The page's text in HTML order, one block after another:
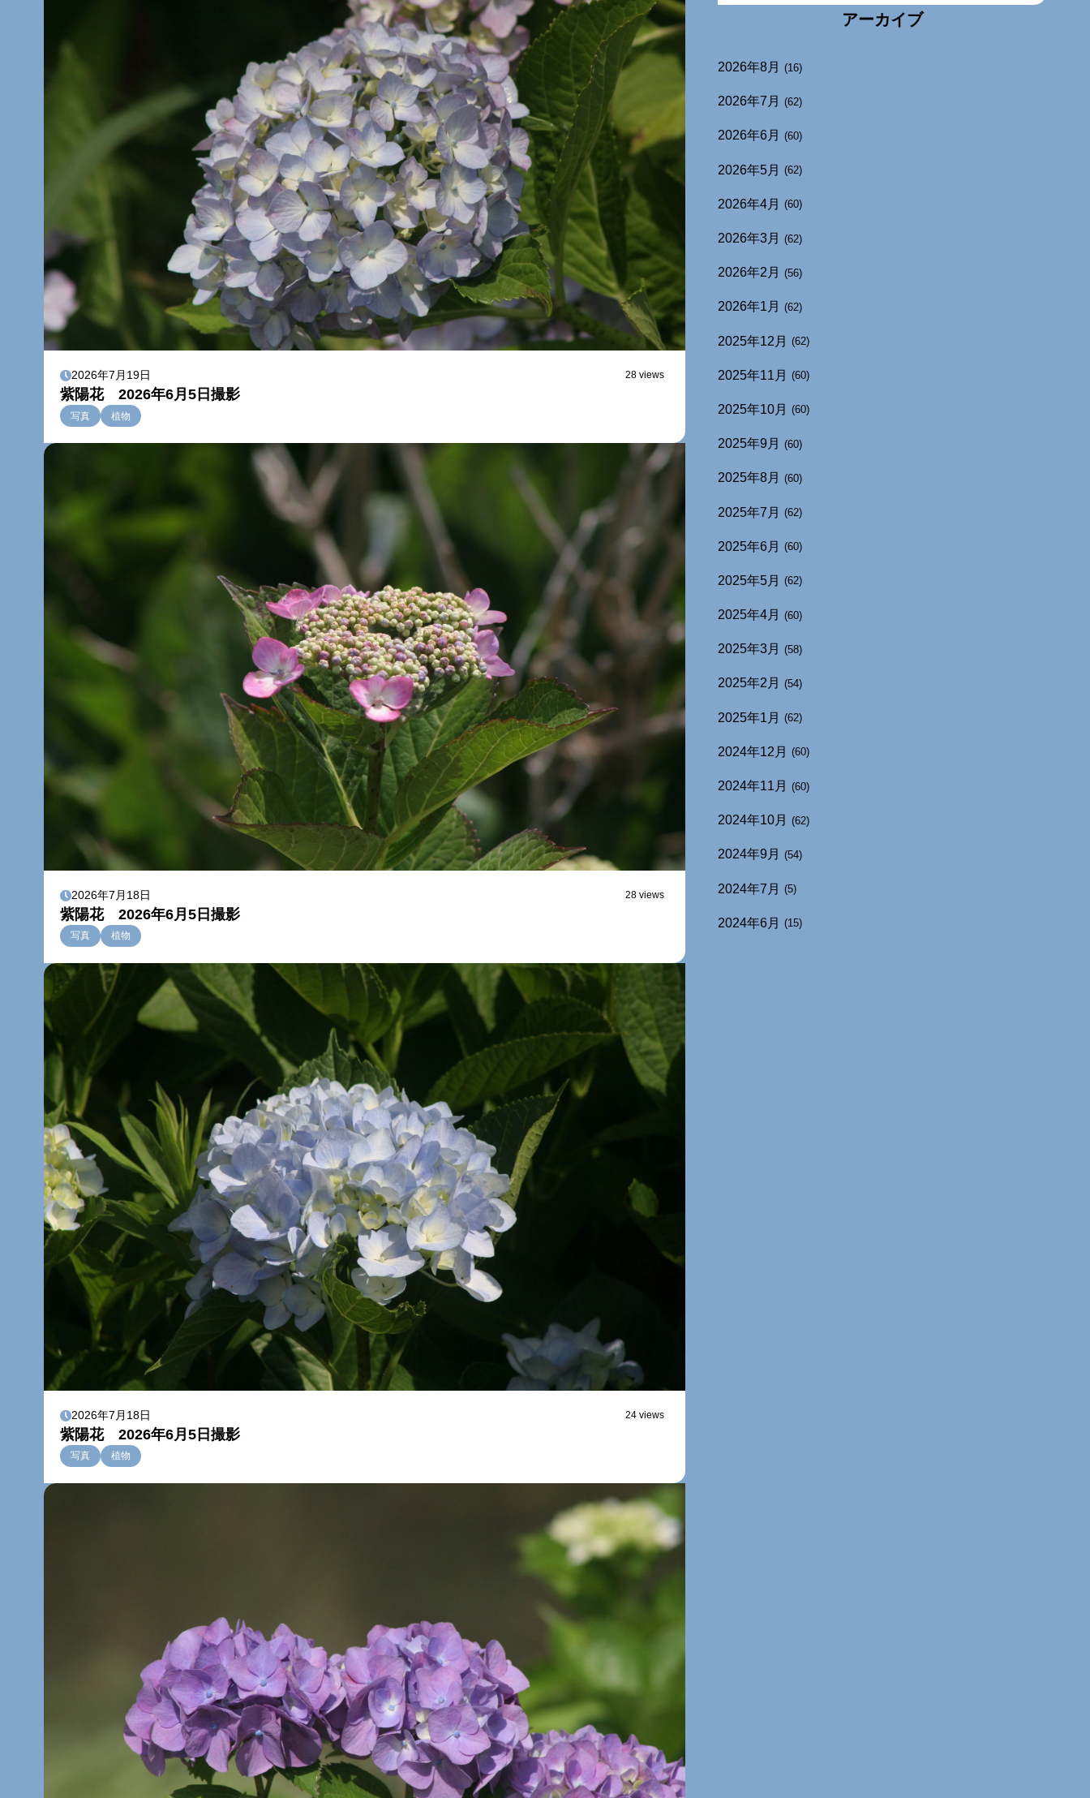
2026年7月19日 28 views
紫陽花 2026年6月5日撮影
写真 植物
2026年7月18日 28 views
紫陽花 2026年6月5日撮影
写真 植物
2026年7月18日 24 views
紫陽花 2026年6月5日撮影
写真 植物
アーカイブ
2026年8月 (16)
2026年7月 (62)
2026年6月 (60)
2026年5月 (62)
2026年4月 (60)
2026年3月 (62)
2026年2月 (56)
2026年1月 (62)
2025年12月 (62)
2025年11月 (60)
2025年10月 (60)
2025年9月 (60)
2025年8月 (60)
2025年7月 (62)
2025年6月 (60)
2025年5月 (62)
2025年4月 (60)
2025年3月 (58)
2025年2月 (54)
2025年1月 (62)
2024年12月 (60)
2024年11月 (60)
2024年10月 (62)
2024年9月 (54)
2024年7月 (5)
2024年6月 (15)